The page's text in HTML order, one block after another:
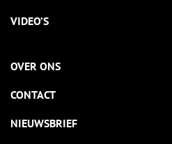
VIDEO’S
OVER ONS
CONTACT
NIEUWSBRIEF